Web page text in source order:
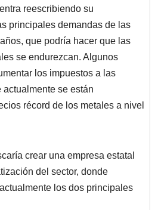
reescribiendo su
principales demandas de las
que podría hacer que las
se endurezcan. Algunos
los impuestos a las
se están
récord de los metales a nivel
crear una empresa estatal
del sector, donde
los dos principales